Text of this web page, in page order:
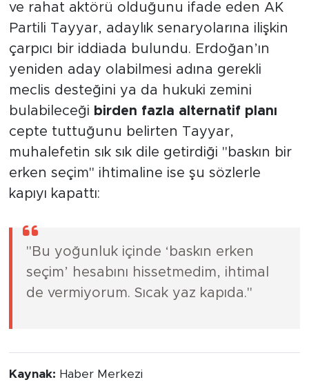
ve rahat aktörü olduğunu ifade eden AK
Partili Tayyar, adaylık senaryolarına ilişkin
çarpıcı bir iddiada bulundu. Erdoğan’ın
yeniden aday olabilmesi adına gerekli
meclis desteğini ya da hukuki zemini
bulabileceği birden fazla alternatif planı
cepte tuttuğunu belirten Tayyar,
muhalefetin sık sık dile getirdiği "baskın bir
erken seçim" ihtimaline ise şu sözlerle
kapıyı kapattı:
"Bu yoğunluk içinde ‘baskın erken
seçim’ hesabını hissetmedim, ihtimal
de vermiyorum. Sıcak yaz kapıda."
Kaynak: Haber Merkezi